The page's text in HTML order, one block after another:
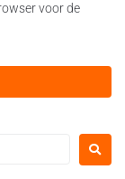
voor de